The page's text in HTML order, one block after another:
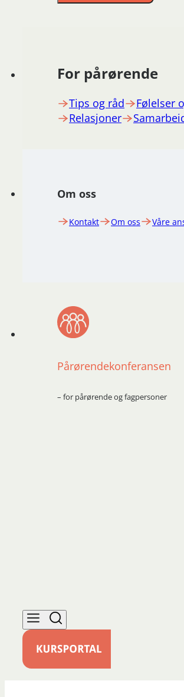
For pårørende
Tips og råd Følelser
Relasjoner
Om oss
Kontakt Om oss Våre
Pårørendekonferansen
– for pårørende og fagpersoner